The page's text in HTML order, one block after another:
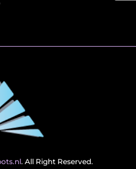
. All Right Reserved.